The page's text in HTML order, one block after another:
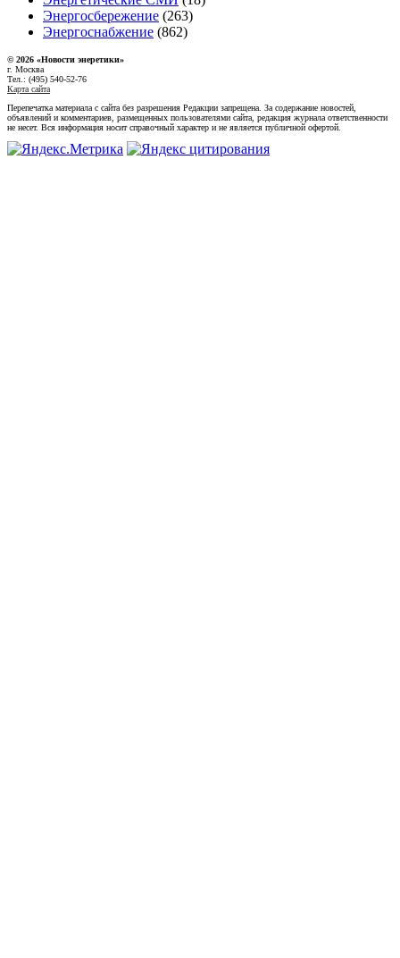
Энергосбережение (263)
Энергоснабжение (862)
© 2026 «Новости энеретики»
г. Москва
Тел.: (495) 540-52-76
Карта сайта
Перепечатка материала с сайта без разрешения Редакции запрещена. За содержание новостей,
объявлений и комментариев, размещенных пользователями сайта, редакция журнала ответственности
не несет. Вся информация носит справочный характер и не является публичной офертой.